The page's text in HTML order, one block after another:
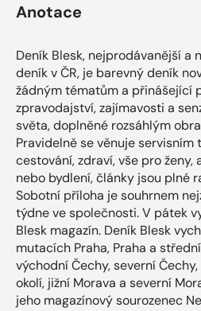
Anotace
Deník Blesk, nejprodávanější a
deník v ČR, je barevný deník
žádným tématům a přinášející
zpravodajství, zajímavosti a
světa, doplněné rozsáhlým
Pravidelně se věnuje servisním
cestování, zdraví, vše pro
nebo bydlení, články jsou plné
Sobotní příloha je souhrnem
týdne ve společnosti. V pátek
Blesk magazín. Deník Blesk
mutacích Praha, Praha a
východní Čechy, severní
okolí, jižní Morava a severní
jeho magazínový sourozenec